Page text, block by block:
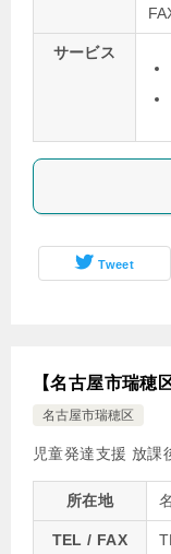
サービス
Tweet
【名古屋市瑞穂
名古屋市瑞穂区
児童発達支援 放課
所在地
TEL / FAX